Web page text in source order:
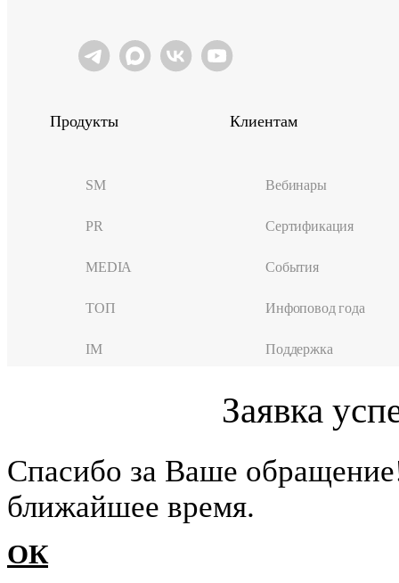
Продукты
SM
PR
MEDIA
ТОП
IM
Клиентам
Вебинары
Сертификация
События
Инфоповод года
Поддержка
Заявка
Cпасибо за Ваше
ближайшее время.
ОК